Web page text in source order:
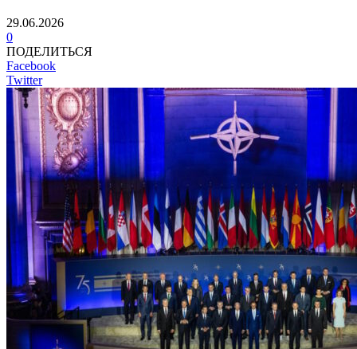
29.06.2026
0
ПОДЕЛИТЬСЯ
Facebook
Twitter